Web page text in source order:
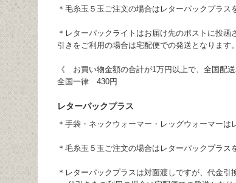
＊毛糸玉５玉ご注文の場合はレターパックプラス
＊レターパックライトはお届け先のポストに投
引きをご利用の場合は宅配便での発送となります
《 お買い物金額の合計が1万円以上で、全国配送
全国一律 430円
レターパックプラス
＊手袋・ネックウォーマー・レッグウォーマーは
＊毛糸玉５玉ご注文の場合はレターパックプラス
＊レターパックプラスは対面渡しですが、代金引